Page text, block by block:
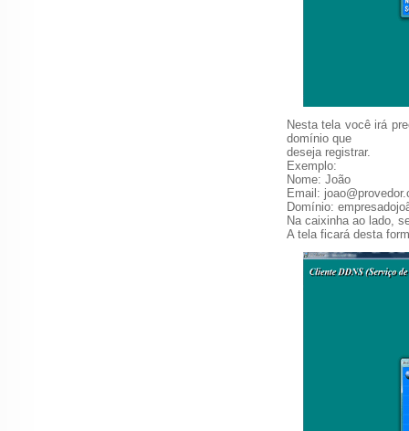
Nesta tela você irá
domínio que
deseja registrar.
Exemplo:
Nome: João
Email:
Domínio:
Na caixinha ao lado,
A tela ficará desta